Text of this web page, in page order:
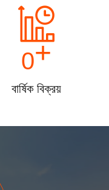
0+
বার্ষিক বিক্রয়